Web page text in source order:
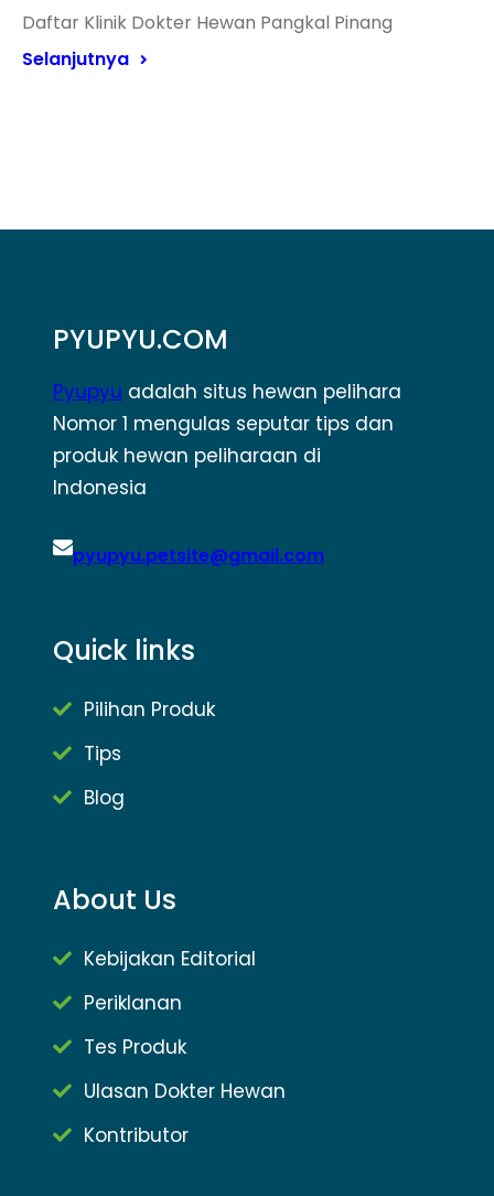
Daftar Klinik Dokter Hewan Pangkal Pinang
Selanjutnya
PYUPYU.COM
Pyupyu adalah situs hewan pelihara
Nomor 1 mengulas seputar tips dan
produk hewan peliharaan di
Indonesia
pyupyu.petsite@gmail.com
Quick links
Pilihan Produk
Tips
Blog
About Us
Kebijakan Editorial
Periklanan
Tes Produk
Ulasan Dokter Hewan
Kontributor